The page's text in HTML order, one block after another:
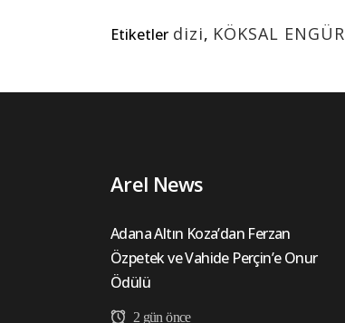
Etiketler dizi, KÖKSAL ENGÜR
Arel News
Adana Altın Koza’dan Ferzan
Özpetek ve Vahide Perçin’e Onur
Ödülü
2 gün önce